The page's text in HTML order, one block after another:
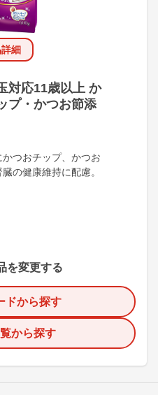
細
対応11歳以上 か
プ・かつお節添
つおチップ、かつお
の健康維持に配慮。
を変更する
ドから探す
から探す